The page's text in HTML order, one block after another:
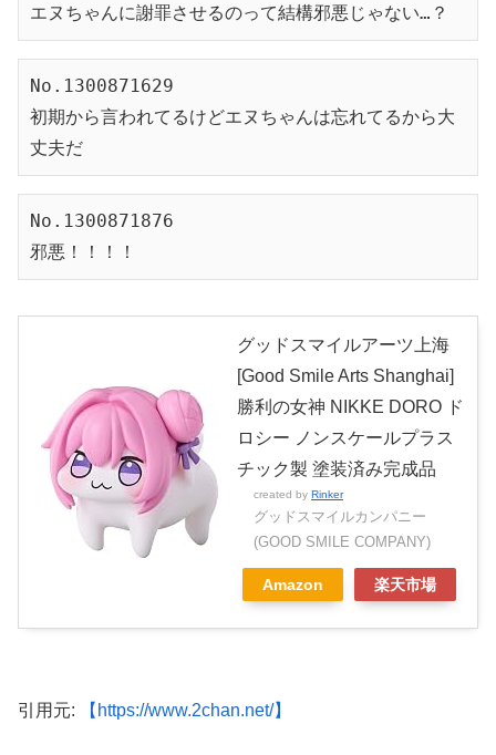
エヌちゃんに謝罪させるのって結構邪悪じゃない…？
No.1300871629
初期から言われてるけどエヌちゃんは忘れてるから大
丈夫だ
No.1300871876
邪悪！！！！
グッドスマイルアーツ上海
[Good Smile Arts Shanghai]
勝利の女神 NIKKE DORO ド
ロシー ノンスケールプラス
チック製 塗装済み完成品
created by Rinker
グッドスマイルカンパニー
(GOOD SMILE COMPANY)
Amazon 楽天市場
引用元: 【https://www.2chan.net/】